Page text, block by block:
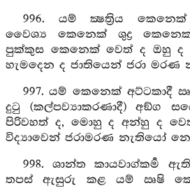
996. යම් ක්‍ෂත්‍රිය
වෛශ්‍ය කෙනෙක් ශුද්‍ර
පුක්කුස කෙනෙක් වෙත් ද ඔහු
හැමදෙන ද ජාතියෙන් ජරා
997. යම් කෙනෙක්
දුටු (කල්පව්‍යාකරණාදී) අඞ්ග
පිරිවහත් ද, මොහු ද අන්හු ද
විද්‍යාවෙන් ජරාමරණ නැතියෝ
998. ශාන්ත කායවාග්කර්‍ම
තපස් ඇසුරු කළ යම් ඍෂි